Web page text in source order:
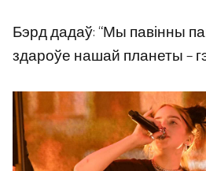
Бэрд дадаў: “Мы павінны
здароўе нашай планеты –